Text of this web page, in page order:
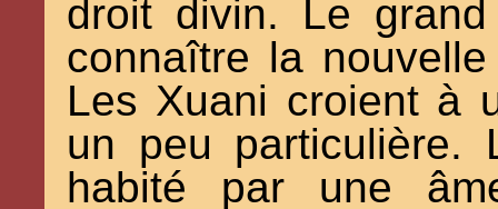
droit divin. Le
connaître la
Les Xuani croient à
un peu particulière.
habité par une